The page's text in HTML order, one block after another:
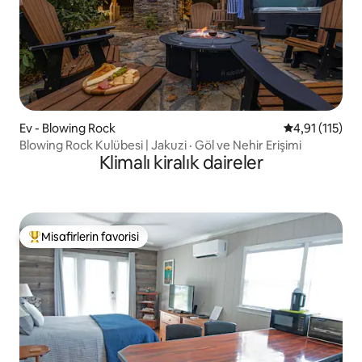
Ev - Blowing Rock 5 üzerinden
4,91 (115)
Blowing Rock Kulübesi | Jakuzi · Göl ve Nehir Erişimi
Klimalı kiralık daireler
Misafirlerin favorilerinden en beğenilenler arasında
Misafirlerin favorisi